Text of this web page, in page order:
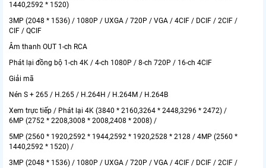
1440,2592 * 1520)
3MP (2048 * 1536) / 1080P / UXGA / 720P / VGA / 4CIF / DCIF / 2CIF /
CIF / QCIF
Âm thanh OUT 1-ch RCA
Phát lại đồng bộ 1-ch 4K / 4-ch 1080P / 8-ch 720P / 16-ch 4CIF
Giải mã
Nén S + 265 / H.265 / H.264H / H.264M / H.264B
Xem trực tiếp / Phát lại 4K (3840 * 2160,3264 * 2448,3296 * 2472) /
6MP (2752 * 2208,3008 * 2008,2408 * 2008) /
5MP (2560 * 1920,2592 * 1944,2592 * 1920,2528 * 2128 / 4MP (2560 *
1440,2592 * 1520) /
3MP (2048 * 1536) / 1080P / UXGA / 720P / VGA / 4CIF / DCIF / 2CIF /